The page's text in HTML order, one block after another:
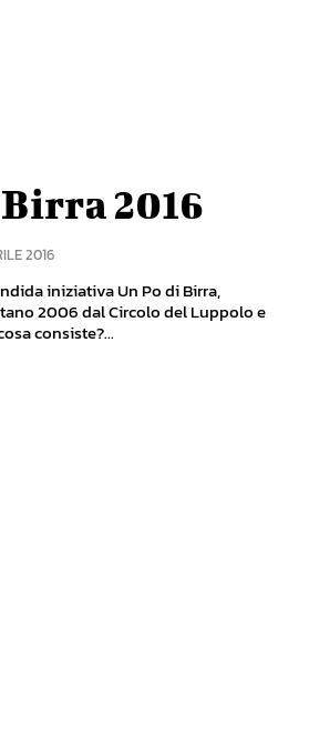
2016
2016
iniziativa Un Po di Birra,
2006 dal Circolo del Luppolo e
consiste?...